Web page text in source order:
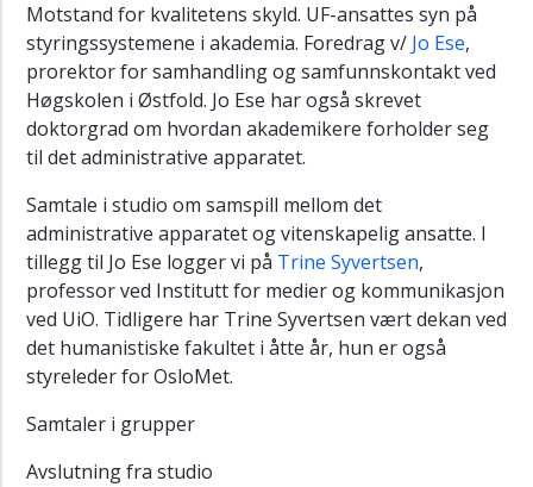
Motstand for kvalitetens skyld. UF-ansattes syn på
styringssystemene i akademia. Foredrag v/ Jo Ese,
prorektor for samhandling og samfunnskontakt ved
Høgskolen i Østfold. Jo Ese har også skrevet
doktorgrad om hvordan akademikere forholder seg
til det administrative apparatet.
Samtale i studio om samspill mellom det
administrative apparatet og vitenskapelig ansatte. I
tillegg til Jo Ese logger vi på Trine Syvertsen,
professor ved Institutt for medier og kommunikasjon
ved UiO. Tidligere har Trine Syvertsen vært dekan ved
det humanistiske fakultet i åtte år, hun er også
styreleder for OsloMet.
Samtaler i grupper
Avslutning fra studio